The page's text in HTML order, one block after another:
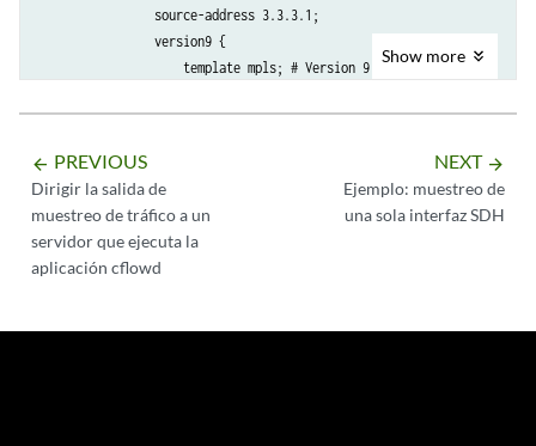
                source-address 3.3.3.1;
                version9 {
                    template mpls; # Version 9 records are sent
            }
    }
Show more
arrow_backward PREVIOUS
Dirigir la salida de
muestreo de tráfico a un
servidor que ejecuta la
aplicación cflowd
NEXT arrow_forward
Ejemplo: muestreo de
una sola interfaz SDH